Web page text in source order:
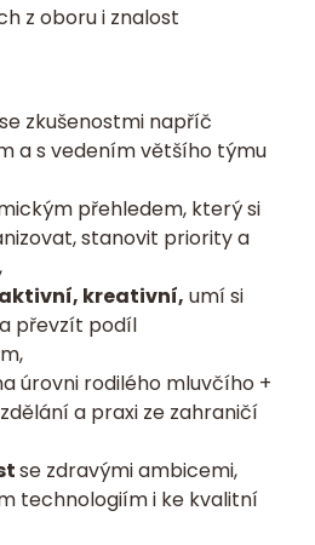
z oboru i znalost
zkušenostmi napříč
a s vedením většího týmu
přehledem, který si
stanovit priority a
kreativní, umí si
převzít podíl
úrovni rodilého mluvčího +
a praxi ze zahraničí
se zdravými ambicemi,
technologiím i ke kvalitní